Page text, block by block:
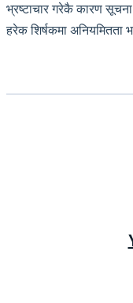
भ्रष्टाचार गरेकै कारण
हरेक शिर्षकमा